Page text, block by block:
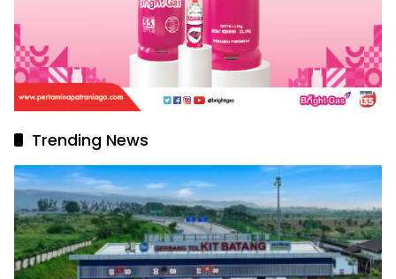
Trending News